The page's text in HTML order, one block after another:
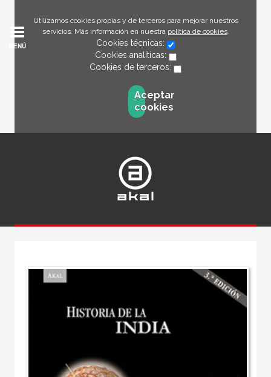
Utilizamos cookies propias y de terceros para mejorar nuestros
servicios. Más información en nuestra política de cookies.
Cookies técnicas:
Cookies analíticas:
Cookies de terceros:
Aceptar
cookies
MENÚ